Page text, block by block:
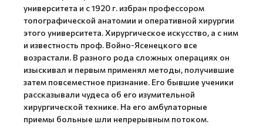
университета и с 1920 г. избран профессором
топографической анатомии и оперативной хирургии
этого университета. Хирургическое искусство, а с ним
и известность проф. Войно-Ясенецкого все
возрастали. В разного рода сложных операциях он
изыскивал и первым применял методы, получившие
затем повсеместное признание. Его бывшие ученики
рассказывали чудеса об его изумительной
хирургической технике. На его амбулаторные
приемы больные шли непрерывным потоком.